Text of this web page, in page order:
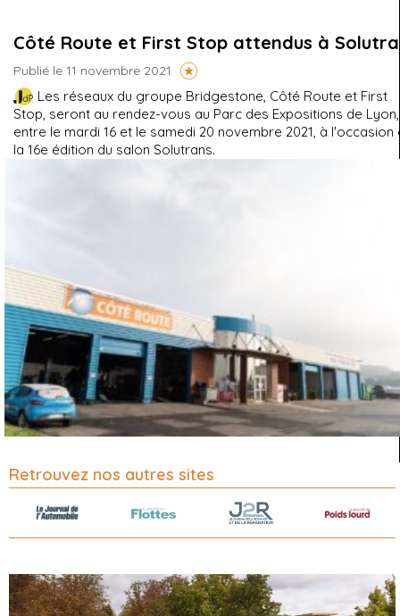
Côté Route et First Stop attendus à
Publié le 11 novembre 2021
Les réseaux du groupe Bridgestone, Côté Route et First
Stop, seront au rendez-vous au Parc des Expositions de Lyon,
entre le mardi 16 et le samedi 20 novembre 2021, à l'occasion
la 16e édition du salon Solutrans.
Retrouvez nos autres sites